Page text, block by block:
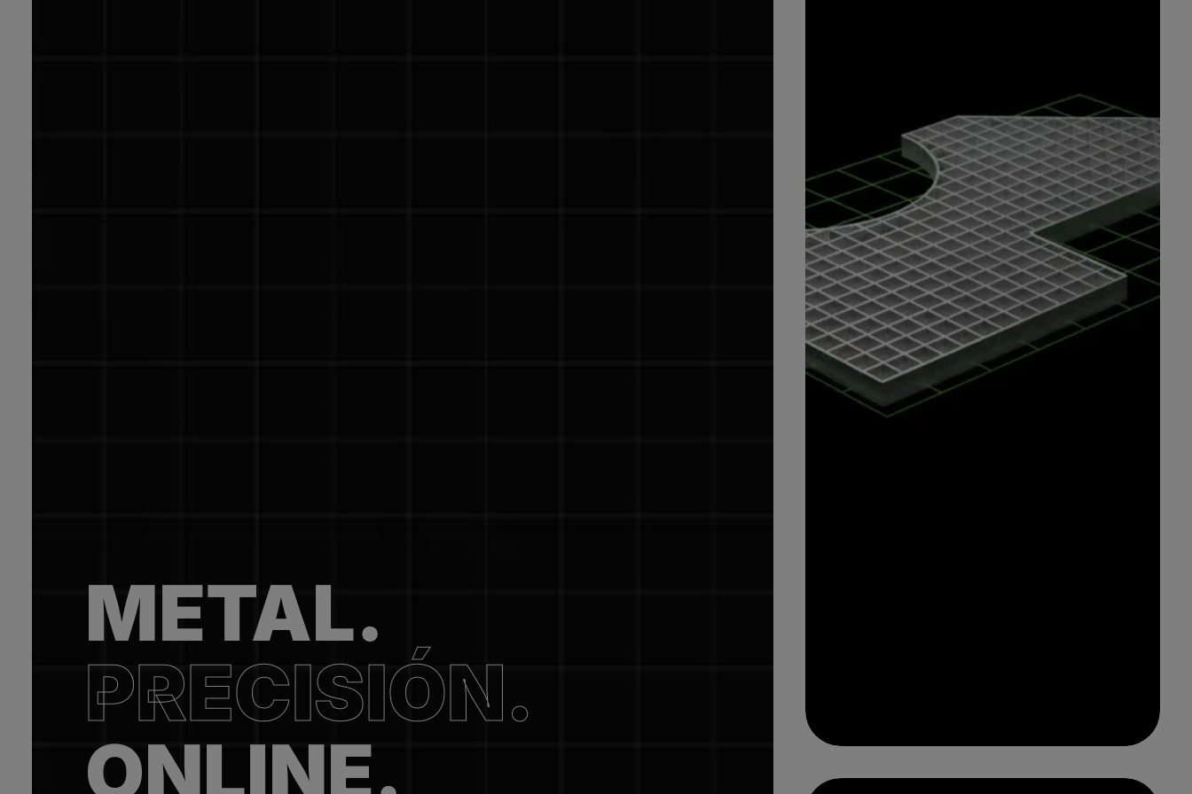
METAL.
PRECISIÓN.
ONLINE.
Conectores para tubos // Todos los tipos en stock.